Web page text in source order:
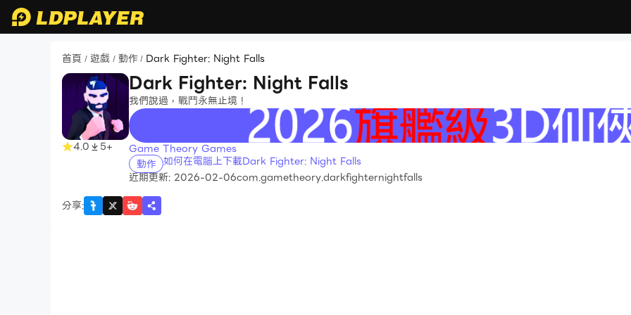
首頁 / 遊戲 / 動作 / Dark Fighter: Night Falls
4.0 5+
Dark Fighter: Night Falls
我們說過，戰鬥永無止境！
recommend
Game Theory Games
動作 如何在電腦上下載Dark Fighter: Night Falls
近期更新: 2026-02-06com.gametheory.darkfighternightfalls
分享: